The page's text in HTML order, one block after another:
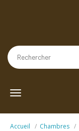
Toggle
Accueil Chambres